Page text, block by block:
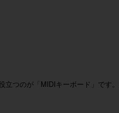
つのが「MIDIキーボード」です